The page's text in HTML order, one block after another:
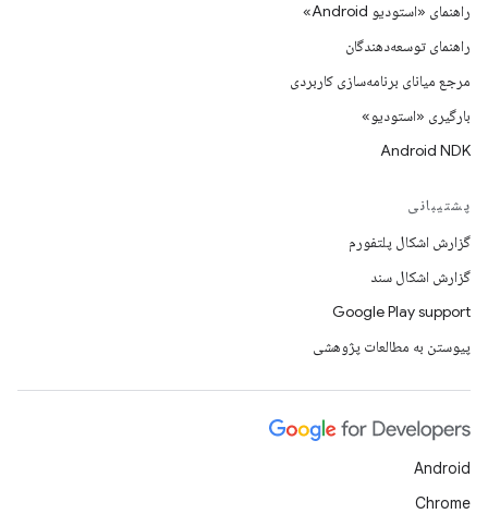
راهنمای «استودیو Android»
راهنمای توسعه‌دهندگان
مرجع میانای برنامه‌سازی کاربردی
بارگیری «استودیو»
Android NDK
پشتیبانی
گزارش اشکال پلتفورم
گزارش اشکال سند
Google Play support
پیوستن به مطالعات پژوهشی
Android
Chrome